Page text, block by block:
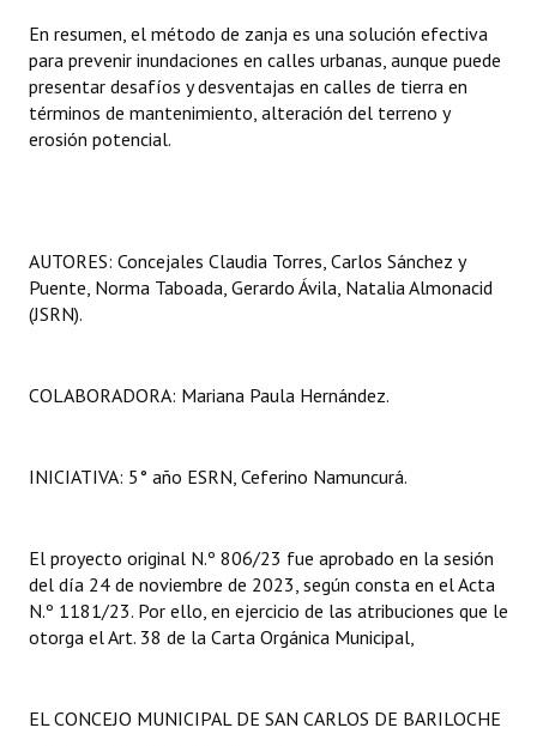
En resumen, el método de zanja es una solución efectiva
para prevenir inundaciones en calles urbanas, aunque puede
presentar desafíos y desventajas en calles de tierra en
términos de mantenimiento, alteración del terreno y
erosión potencial.
AUTORES: Concejales Claudia Torres, Carlos Sánchez y
Puente, Norma Taboada, Gerardo Ávila, Natalia Almonacid
(JSRN).
COLABORADORA: Mariana Paula Hernández.
INICIATIVA: 5° año ESRN, Ceferino Namuncurá.
El proyecto original N.º 806/23 fue aprobado en la sesión
del día 24 de noviembre de 2023, según consta en el Acta
N.º 1181/23. Por ello, en ejercicio de las atribuciones que le
otorga el Art. 38 de la Carta Orgánica Municipal,
EL CONCEJO MUNICIPAL DE SAN CARLOS DE BARILOCHE